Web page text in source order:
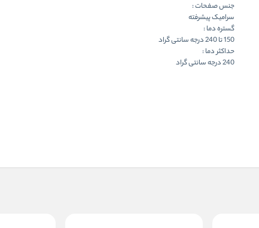
جنس صفحات :
سرامیک پیشرفته
گستره دما :
150 تا 240 درجه سانتی گراد
حداکثر دما :
240 درجه سانتی گراد